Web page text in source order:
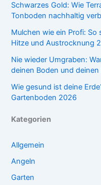
Schwarzes Gold: Wie
Tonboden nachhaltig
Mulchen wie ein Profi:
Hitze und Austrocknung
Nie wieder Umgraben:
deinen Boden und
Wie gesund ist deine
Gartenboden 2026
Kategorien
Allgemein
Angeln
Garten